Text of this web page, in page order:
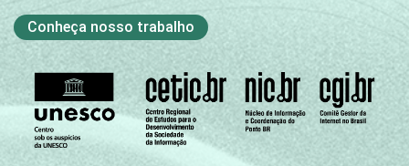
Conheça nosso trabalho